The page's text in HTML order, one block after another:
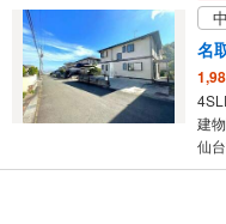
名
建
仙